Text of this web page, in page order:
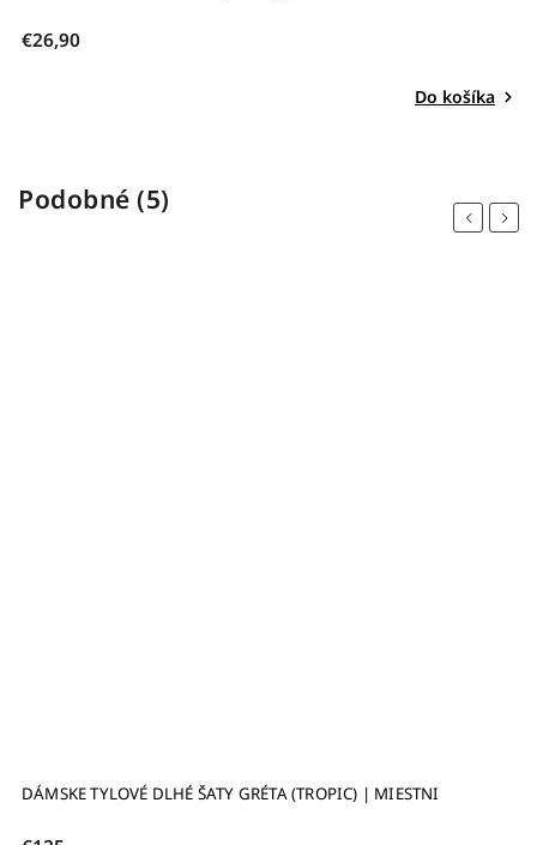
Podobné (5)
Previous
(TROPIC) | MIESTNI DLHÉ SPOLOČENSKÉ RUKAVICE Z
Next